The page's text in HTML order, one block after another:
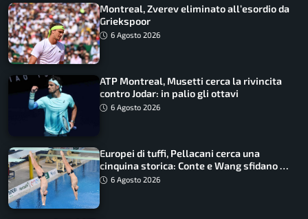
Montreal, Zverev eliminato all’esordio da
Griekspoor
6 Agosto 2026
ATP Montreal, Musetti cerca la rivincita
contro Jodar: in palio gli ottavi
6 Agosto 2026
Europei di tuffi, Pellacani cerca una
cinquina storica: Conte e Wang sfidano la
piattaforma
6 Agosto 2026